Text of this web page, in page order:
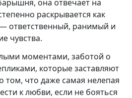
она отвечает на
раскрывается как
ответственный, ранимый и
чувства.
моментами, заботой о
которые заставляют
том, что даже самая нелепая
к любви, если не бояться